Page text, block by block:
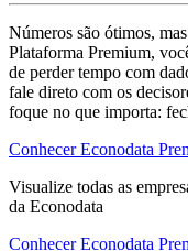
Números são ótimos,
Plataforma Premium,
de perder tempo com
fale direto com os
foque no que importa:
Conhecer Econodata
Visualize todas as
da Econodata
Conhecer Econodata